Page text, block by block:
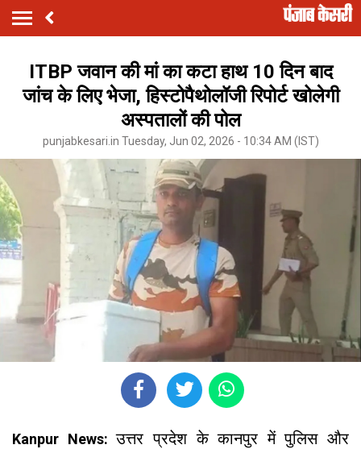
ITBP जवान की मां का कटा हाथ 10 दिन बाद
जांच के लिए भेजा, हिस्टोपैथोलॉजी रिपोर्ट खोलेगी
अस्पतालों की पोल
punjabkesari.in Tuesday, Jun 02, 2026 - 10:34 AM (IST)
Kanpur News:उत्तर प्रदेश के कानपुर में पुलिस और